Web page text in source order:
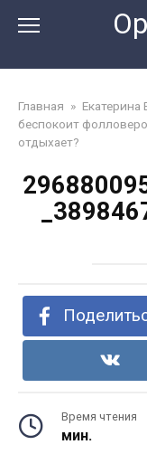
Главная »
беспокоит
отдыхает?
Время чтения
мин.